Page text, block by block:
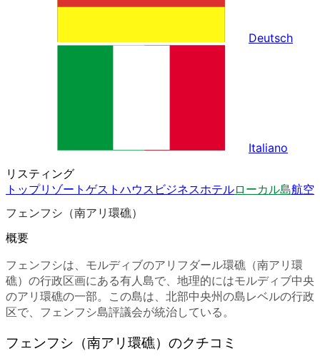
Deutsch
Italiano
リスティング
トップリゾート ゲストハウス ビジネスホテルローカル島航空
フェンフシ（南アリ環礁）
概要
フェンフシは、モルディブのアリフダール環礁（南アリ環
礁）の行政区画にある有人島で、地理的にはモルディブ中央
のアリ環礁の一部。この島は、北部中央州の島レベルの行政
区で、フェンフシ島評議会が統治している。
フェンフシ（南アリ環礁）のクチコミ